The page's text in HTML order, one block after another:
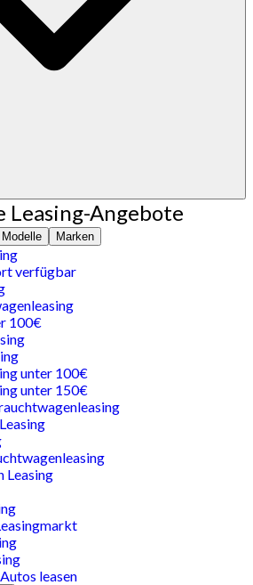
Leasing-Angebote
Modelle Marken
verfügbar
100€
unter 100€
unter 150€
Leasing
leasen